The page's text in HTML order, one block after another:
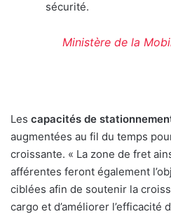
sécurité.
Ministère de la
Les capacités de
augmentées au fil du temps
croissante. « La zone de fret
afférentes feront également
ciblées afin de soutenir la
cargo et d’améliorer